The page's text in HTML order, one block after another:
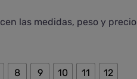
las medidas, peso y precio
8 9 10 11 12